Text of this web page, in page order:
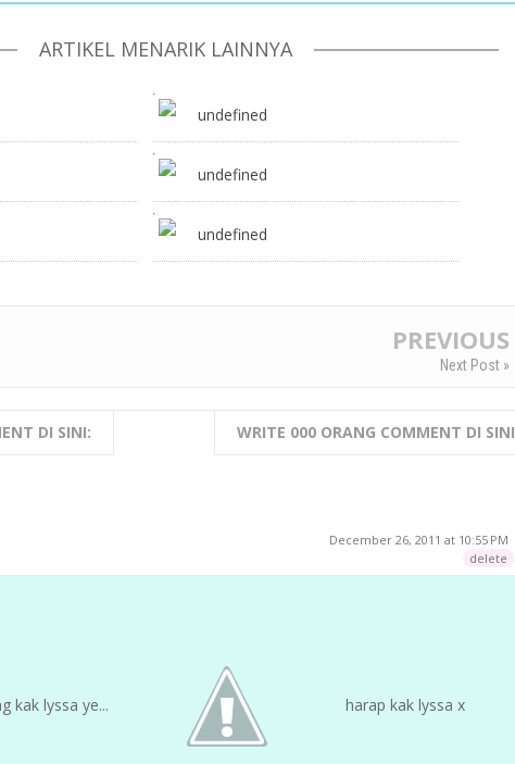
ARTIKEL MENARIK LAINNYA
undefined
undefined
undefined
PREVIOUS
Next Post »
DI SINI: WRITE 000 ORANG COMMENT DI SINI
December 26, 2011 at 10:55 PM
delete
kak lyssa ye... harap kak lyssa x